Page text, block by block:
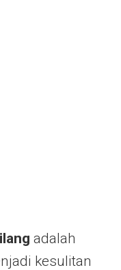
adalah
kesulitan